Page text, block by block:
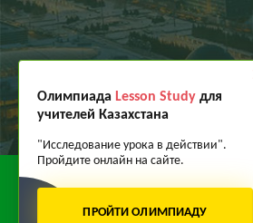
Олимпиада Lesson Study для
учителей Казахстана
"Исследование урока в действии".
Пройдите онлайн на сайте.
ПРОЙТИ ОЛИМПИАДУ